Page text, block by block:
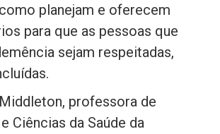
planejam e oferecem
para que as pessoas que
sejam respeitadas,
professora de
Ciências da Saúde da